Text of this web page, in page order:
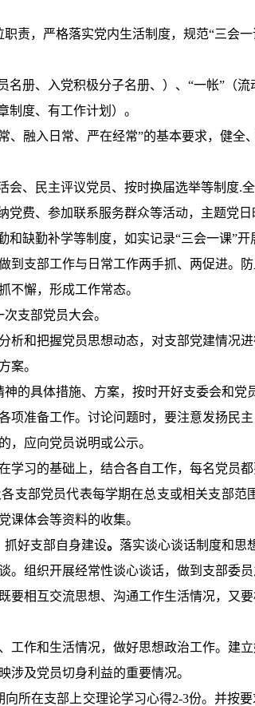
责，严格落实党内生活制度，规范“三会
册、入党积极分子名册、）、“一帐”（
制度、有工作计划）。
、融入日常、严在经常”的基本要求，健全
会、民主评议党员、按时换届选举等制度.
党费、参加联系服务群众等活动，主题党
缺勤补学等制度，如实记录“三会一课”开
支部工作与日常工作两手抓、两促进。
不懈，形成工作常态。
支部党员大会。
析和把握党员思想动态，对支部党建情况
案。
的具体措施、方案，按时开好支委会和党
项准备工作。讨论问题时，要注意发扬民
，应向党员说明或公示。
习的基础上，结合各自工作，每名党员都
支部党员代表每学期在总支或相关支部范
课体会等资料的收集。
抓好支部自身建设。 落实谈心谈话制度和思
。组织开展经常性谈心谈话，做到支部委
要相互交流思想、沟通工作生活情况，又
作和生活情况，做好思想政治工作。建立
涉及党员切身利益的重要情况。
所在支部上交理论学习心得2-3份。并按